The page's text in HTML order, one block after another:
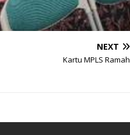
NEXT
Kartu MPLS Ramah